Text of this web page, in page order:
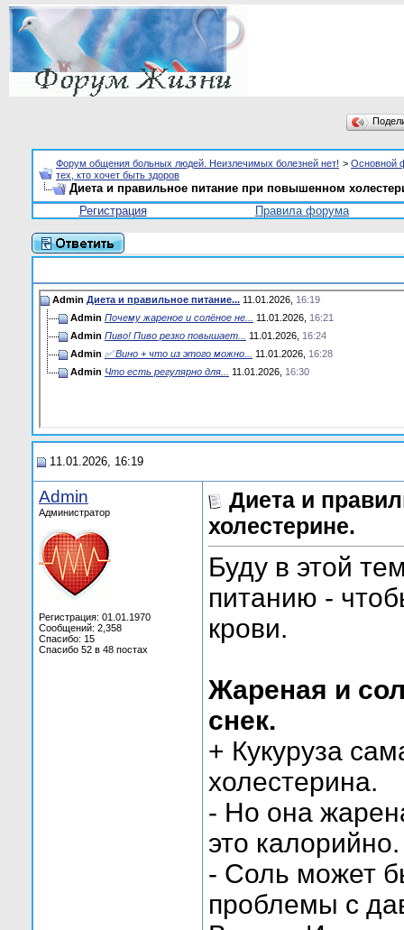
Форум общения больных людей. Неизлечимых болезней нет! > Основной
тех, кто хочет быть здоров
Диета и правильное питание при повышенном
Регистрация
Правила форума
Admin Диета и правильное питание... 11.01.2026, 16:19
Admin Почему жареное и солёное не... 11.01.2026, 16:21
Admin Пиво! Пиво резко повышает... 11.01.2026, 16:24
Admin ✅ Вино + что из этого можно... 11.01.2026, 16:28
Admin Что есть регулярно для... 11.01.2026, 16:30
11.01.2026, 16:19
Admin
Администратор
Регистрация: 01.01.1970
Сообщений: 2,358
Спасибо: 15
Спасибо 52 в 48 постах
Диета и
холестерине.
Буду в этой
питанию -
крови.
Жареная и
снек.
+ Кукуруза
холестерина.
- Но она
это калорийно.
- Соль может
проблемы с